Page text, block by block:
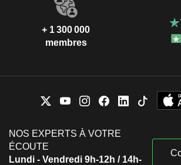
+ 1 300 000
membres
NOS EXPERTS À VOTRE
ÉCOUTE
Lundi - Vendredi 9h-12h / 14h-